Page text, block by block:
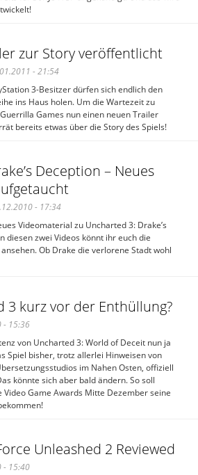
zur Story veröffentlicht
- 21:54
3-Besitzer dürfen sich endlich den
ins Haus holen. Um die Wartezeit zu
Games nun einen neuen Trailer
bereits etwas über die Story des Spiels!
Deception – Neues
- 17:34
Videomaterial zu Uncharted 3: Drake’s
diesen zwei Videos könnt ihr euch die
Ob Drake die verlorene Stadt wohl
3 kurz vor der Enthüllung?
- 15:36
von Uncharted 3: World of Deceit nun ja
Spiel bisher, trotz allerlei Hinweisen von
im Nahen Osten, offiziell
könnte sich aber bald ändern. So soll
Video Game Awards Mitte Dezember seine
Unleashed 2 Reviewed
- 15:40